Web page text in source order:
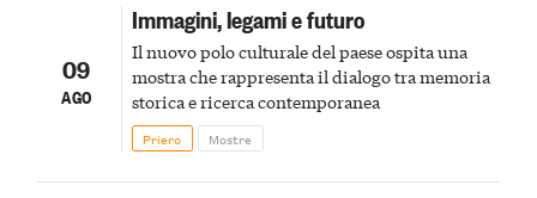
09
AGO
Immagini, legami e futuro
Il nuovo polo culturale del paese ospita una
mostra che rappresenta il dialogo tra memoria
storica e ricerca contemporanea
Priero Mostre